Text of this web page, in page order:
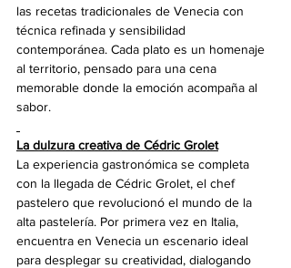
las recetas tradicionales de Venecia con
técnica refinada y sensibilidad
contemporánea. Cada plato es un homenaje
al territorio, pensado para una cena
memorable donde la emoción acompaña al
sabor.
La dulzura creativa de Cédric Grolet
La experiencia gastronómica se completa
con la llegada de Cédric Grolet, el chef
pastelero que revolucionó el mundo de la
alta pastelería. Por primera vez en Italia,
encuentra en Venecia un escenario ideal
para desplegar su creatividad, dialogando